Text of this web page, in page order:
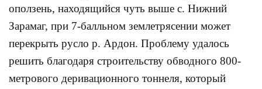
оползень, находящийся чуть выше с. Нижний
Зарамаг, при 7-балльном землетрясении может
перекрыть русло р. Ардон. Проблему удалось
решить благодаря строительству обводного 800-
метрового деривационного тоннеля, который